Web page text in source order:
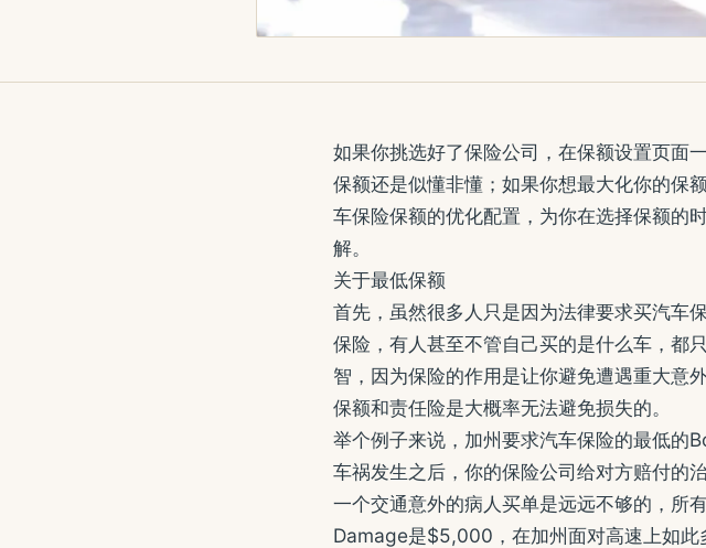
如果你挑选好了保险公司，在保额设置页面
保额还是似懂非懂；如果你想最大化你的保
车保险保额的优化配置，为你在选择保额的
解。
关于最低保额
首先，虽然很多人只是因为法律要求买汽车
保险，有人甚至不管自己买的是什么车，都
智，因为保险的作用是让你避免遭遇重大意
保额和责任险是大概率无法避免损失的。
举个例子来说，加州要求汽车保险的最低
车祸发生之后，你的保险公司给对方赔付的
一个交通意外的病人买单是远远不够的，所
Damage是$5,000，在加州面对高速上如